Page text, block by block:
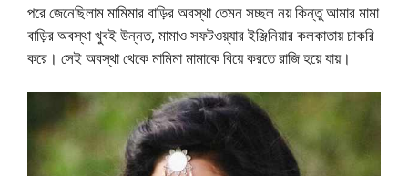
পরে জেনেছিলাম মামিমার বাড়ির অবস্থা তেমন সচ্ছল নয় কিন্তু আমার মামা
বাড়ির অবস্থা খুবই উন্নত, মামাও সফটওয়্যার ইঞ্জিনিয়ার কলকাতায় চাকরি
করে। সেই অবস্থা থেকে মামিমা মামাকে বিয়ে করতে রাজি হয়ে যায়।